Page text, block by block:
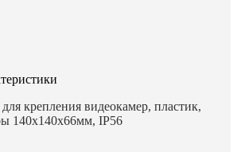
крепления видеокамер, пластик,
140х140х66мм, IP56